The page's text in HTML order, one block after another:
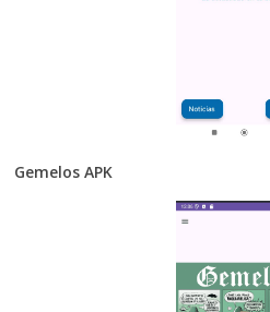
Gemelos APK